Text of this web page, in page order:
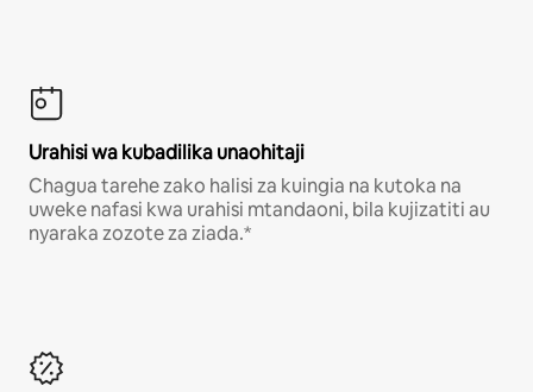
Urahisi wa kubadilika unaohitaji
Chagua tarehe zako halisi za kuingia na kutoka na
uweke nafasi kwa urahisi mtandaoni, bila kujizatiti au
nyaraka zozote za ziada.*